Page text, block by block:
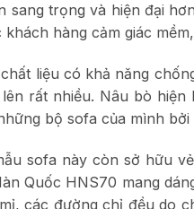
sang trọng và hiện đại
khách hàng cảm giác
liệu có khả năng
rất nhiều. Nâu bò
bộ sofa của mình
sofa này còn sở hữu
Quốc HNS70 mang
các đường chỉ đều do